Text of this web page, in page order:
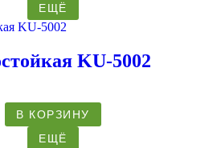
ЕЩЁ
KU-5002
В КОРЗИНУ
ЕЩЁ